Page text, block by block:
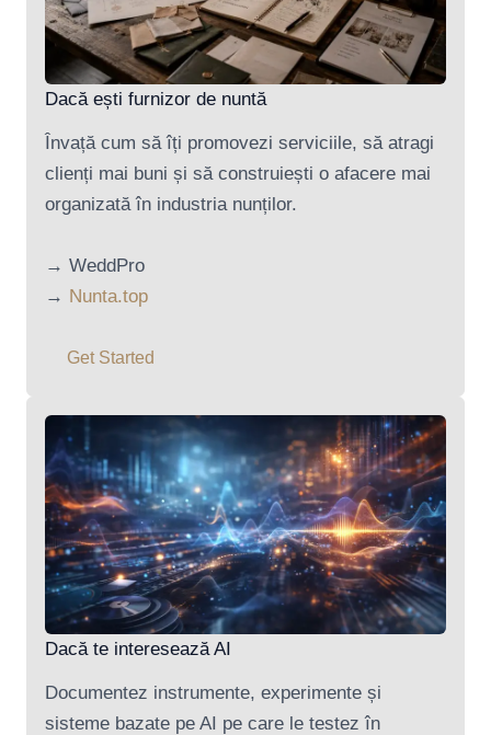
Dacă ești furnizor de nuntă
Învață cum să îți promovezi serviciile, să atragi
clienți mai buni și să construiești o afacere mai
organizată în industria nunților.
→ WeddPro
→ Nunta.top
Get Started
Dacă te interesează AI
Documentez instrumente, experimente și
sisteme bazate pe AI pe care le testez în